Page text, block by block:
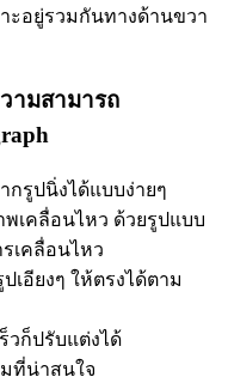
ะอยู่รวมกันทางด้านขวา
ามสามารถ
กรูปนิ่งได้แบบง่ายๆ
เคลื่อนไหว ด้วยรูปแบบ
เคลื่อนไหว
อียงๆ ให้ตรงได้ตาม
วก็ปรับแต่งได้
ที่น่าสนใจ